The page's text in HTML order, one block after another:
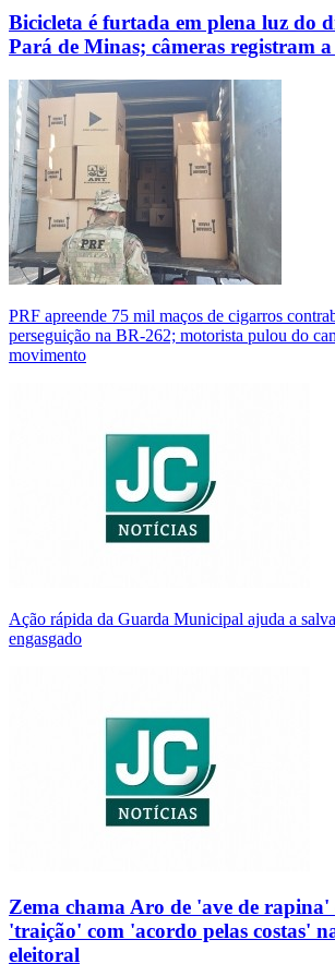
Bicicleta é furtada em plena luz do
Pará de Minas; câmeras registram a
PRF apreende 75 mil maços de cigarros
perseguição na BR-262; motorista pulou do
movimento
Ação rápida da Guarda Municipal ajuda a
engasgado
Zema chama Aro de 'ave de rapina'
'traição' com 'acordo pelas costas'
eleitoral